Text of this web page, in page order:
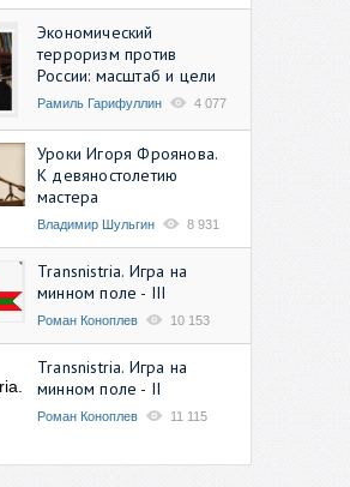
Экономический
терроризм против
России: масштаб и цели
Рамиль Гарифуллин 4 077
Уроки Игоря Фроянова.
К девяностолетию
мастера
Владимир Шульгин 8 931
Transnistria. Игра на
минном поле - III
Роман Коноплев 10 153
Transnistria. Игра на
минном поле - II
Роман Коноплев 11 115